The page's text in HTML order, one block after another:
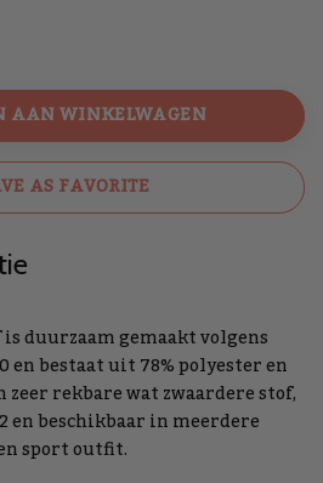
AAN WINKELWAGEN
AS FAVORITE
is duurzaam gemaakt volgens
en bestaat uit 78% polyester en
zeer rekbare wat zwaardere stof,
en beschikbaar in meerdere
sport outfit.